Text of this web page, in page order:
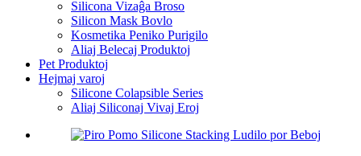
Silicona Vizaĝa Broso
Silicon Mask Bovlo
Kosmetika Peniko Purigilo
Aliaj Belecaj Produktoj
Pet Produktoj
Hejmaj varoj
Silicone Colapsible Series
Aliaj Siliconaj Vivaj Eroj